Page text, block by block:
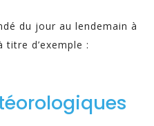
du jour au lendemain à
titre d’exemple :